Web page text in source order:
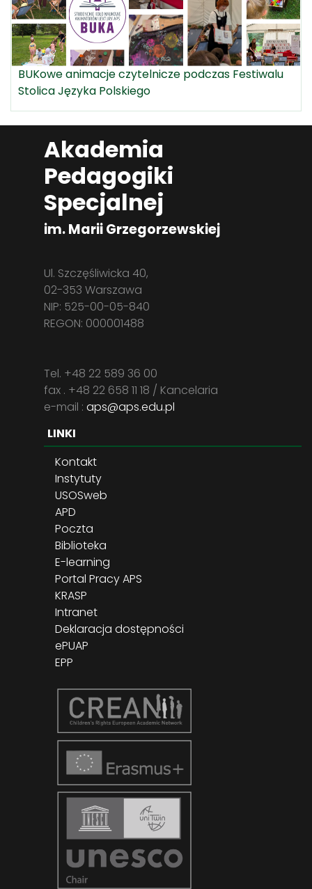
BUKowe animacje czytelnicze podczas Festiwalu
Stolica Języka Polskiego
Akademia
Pedagogiki
Specjalnej
im. Marii Grzegorzewskiej
Ul. Szczęśliwicka 40,
02-353 Warszawa
NIP: 525-00-05-840
REGON: 000001488
Tel. +48 22 589 36 00
fax . +48 22 658 11 18 / Kancelaria
e-mail : aps@aps.edu.pl
LINKI
Kontakt
Instytuty
USOSweb
APD
Poczta
Biblioteka
E-learning
Portal Pracy APS
KRASP
Intranet
Deklaracja dostępności
ePUAP
EPP